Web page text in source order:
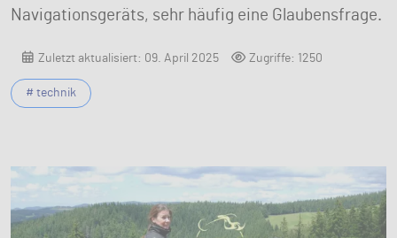
Navigationsgeräts, sehr häufig eine Glaubensfrage.
Zuletzt aktualisiert: 09. April 2025 Zugriffe: 1250
# technik